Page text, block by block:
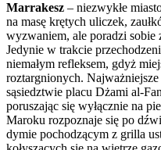
Marrakesz – niezwykłe
na masę krętych uliczek,
wyzwaniem, ale poradzi
Jedynie w trakcie
niemałym refleksem, gdyż
roztargnionych.
sąsiedztwie placu Dżami al-
poruszając się wyłącznie na
Maroku rozpoznaje się po
dymie pochodzącym z grilla